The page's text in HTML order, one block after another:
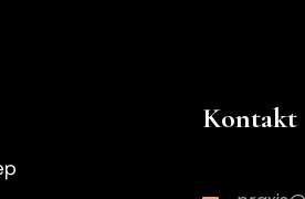
Kontakt